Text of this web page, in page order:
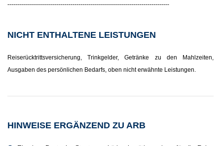
----------------------------------------------------------------------------------
NICHT ENTHALTENE LEISTUNGEN
Reiserücktrittsversicherung, Trinkgelder, Getränke zu den Mahlzeiten,
Ausgaben des persönlichen Bedarfs, oben nicht erwähnte Leistungen.
HINWEISE ERGÄNZEND ZU ARB